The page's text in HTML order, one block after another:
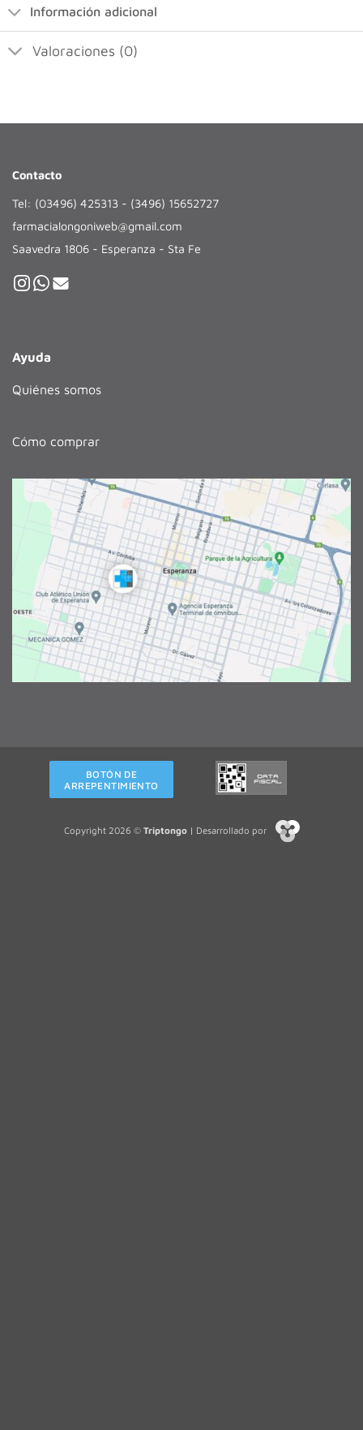
Información adicional
Valoraciones (0)
Contacto
Tel: (03496) 425313 - (3496) 15652727
farmacialongoniweb@gmail.com
Saavedra 1806 - Esperanza - Sta Fe
Ayuda
Quiénes somos
Cómo comprar
BOTÓN DE
ARREPENTIMIENTO
Copyright 2026 © Triptongo| Desarrollado por